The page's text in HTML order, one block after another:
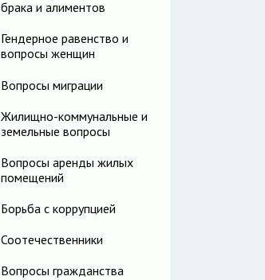
брака и алиментов
Гендерное равенство и
вопросы женщин
Вопросы миграции
Жилищно-коммунальные и
земельные вопросы
Вопросы аренды жилых
помещений
Борьба с коррупцией
Соотечественники
Вопросы гражданства